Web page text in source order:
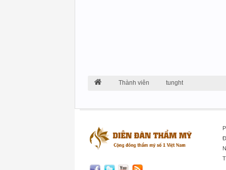
Thành viên tunght